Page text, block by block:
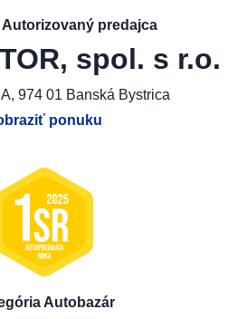
Autorizovaný predajca
spol. s r.o.
974 01 Banská Bystrica
ponuku
Autobazár